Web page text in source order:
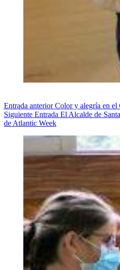
Entrada anteriorColor y alegría en
Siguiente Entrada El Alcalde de
de Atlantic Week